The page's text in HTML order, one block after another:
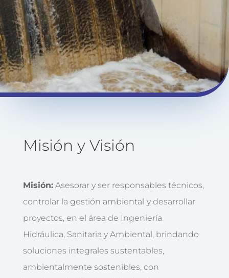
Misión y Visión
Misión: Asesorar y ser responsables técnicos,
controlar la gestión ambiental y desarrollar
proyectos, en el área de Ingeniería
Hidráulica, Sanitaria y Ambiental, brindando
soluciones integrales sustentables,
ambientalmente sostenibles, con